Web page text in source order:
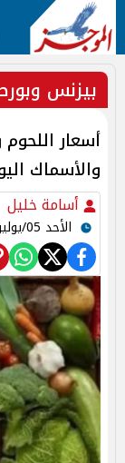
بيزنس
أسعار
والأسماك اليوم
أسامة خليل
الأحد 05/يوليو/2026 - 10:00 ص